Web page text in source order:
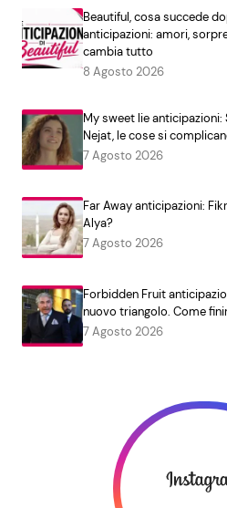
Beautiful, cosa succede
anticipazioni: amori,
cambia tutto
8 Agosto 2026
My sweet lie anticipazioni:
Nejat, le cose si
7 Agosto 2026
Far Away anticipazioni:
Alya?
7 Agosto 2026
Forbidden Fruit
nuovo triangolo. Come
7 Agosto 2026